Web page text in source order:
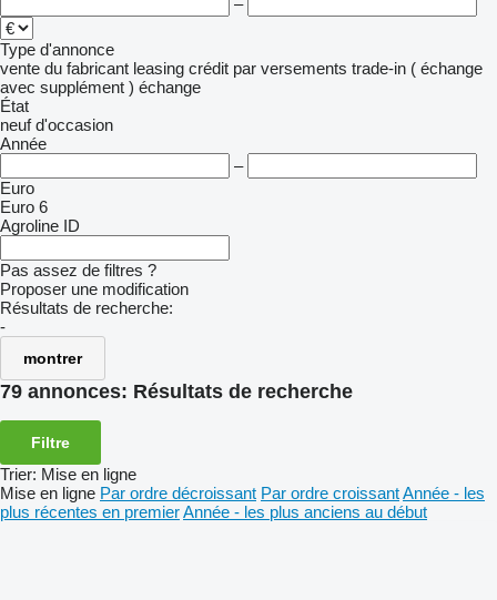
–
Type d'annonce
vente du fabricant leasing crédit par versements trade-in ( échange
avec supplément ) échange
État
neuf d'occasion
Année
–
Euro
Euro 6
Agroline ID
Pas assez de filtres ?
Proposer une modification
Résultats de recherche:
-
montrer
79 annonces: Résultats de recherche
Filtre
Trier: Mise en ligne
Mise en ligne Par ordre décroissant Par ordre croissantAnnée - les
plus récentes en premierAnnée - les plus anciens au début